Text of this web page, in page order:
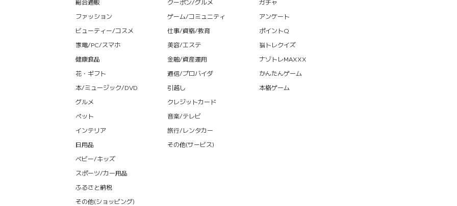
総合通販
ファッション
ビューティー/コスメ
家電/PC/スマホ
健康食品
花・ギフト
本/ミュージック/DVD
グルメ
ペット
インテリア
日用品
ベビー/キッズ
スポーツ/カー用品
ふるさと納税
その他(ショッピング)
クーポン/グルメ
ゲーム/コミュニティ
仕事/資格/教育
美容/エステ
金融/資産運用
通信/プロバイダ
引越し
クレジットカード
音楽/テレビ
旅行/レンタカー
その他(サービス)
ガチャ
アンケート
ポイントQ
脳トレクイズ
ナゾトレMAXXX
かんたんゲーム
本格ゲーム